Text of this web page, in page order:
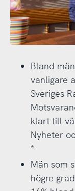
Bland
vanligare
Sveriges
klart till
Nyheter
*
Män som
högre